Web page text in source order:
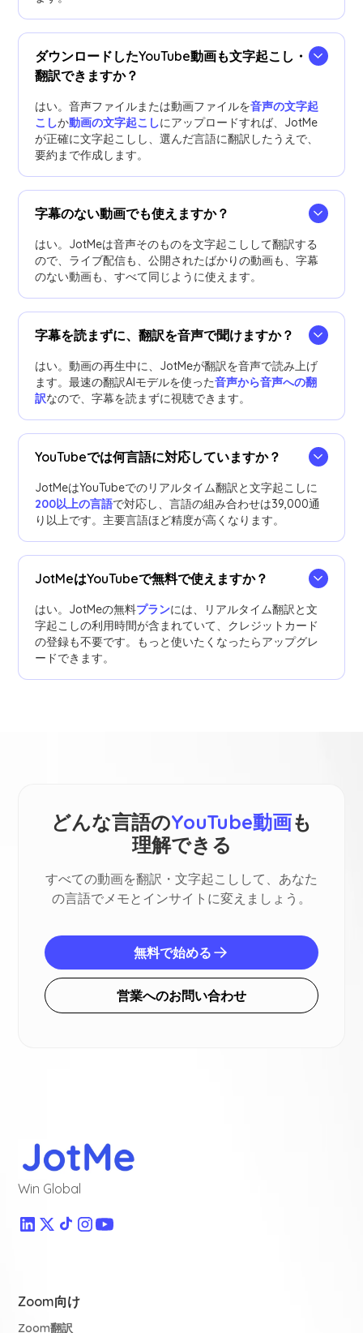
ダウンロードしたYouTube動画も文字起こし・
翻訳できますか？
はい。音声ファイルまたは動画ファイルを音声の文字起
こしか動画の文字起こしにアップロードすれば、JotMe
が正確に文字起こしし、選んだ言語に翻訳したうえで、
要約まで作成します。
字幕のない動画でも使えますか？
はい。JotMeは音声そのものを文字起こしして翻訳する
ので、ライブ配信も、公開されたばかりの動画も、字幕
のない動画も、すべて同じように使えます。
字幕を読まずに、翻訳を音声で聞けますか？
はい。動画の再生中に、JotMeが翻訳を音声で読み上げ
ます。最速の翻訳AIモデルを使った音声から音声への翻
訳なので、字幕を読まずに視聴できます。
YouTubeでは何言語に対応していますか？
JotMeはYouTubeでのリアルタイム翻訳と文字起こしに
200以上の言語で対応し、言語の組み合わせは39,000通
り以上です。主要言語ほど精度が高くなります。
JotMeはYouTubeで無料で使えますか？
はい。JotMeの無料プランには、リアルタイム翻訳と文
字起こしの利用時間が含まれていて、クレジットカード
の登録も不要です。もっと使いたくなったらアップグレ
ードできます。
どんな言語のYouTube動画も
理解できる
すべての動画を翻訳・文字起こしして、あなた
の言語でメモとインサイトに変えましょう。
無料で始める
営業へのお問い合わせ
Win Global
Zoom向け
Zoom翻訳